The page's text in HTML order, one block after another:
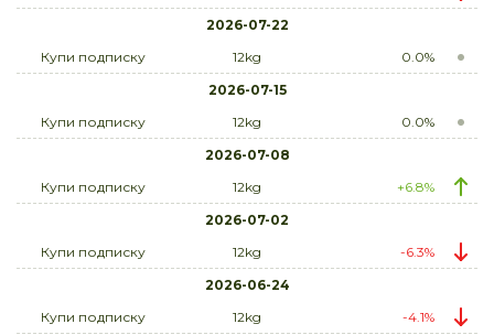
2026-07-22
Купи подписку
12kg
0.0%
2026-07-15
Купи подписку
12kg
0.0%
2026-07-08
Купи подписку
12kg
+6.8%
2026-07-02
Купи подписку
12kg
-6.3%
2026-06-24
Купи подписку
12kg
-4.1%